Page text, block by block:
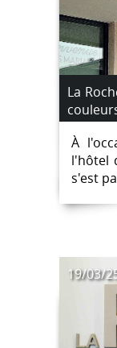
La
Fiertés
À
l'hôtel
s'est
19/03/